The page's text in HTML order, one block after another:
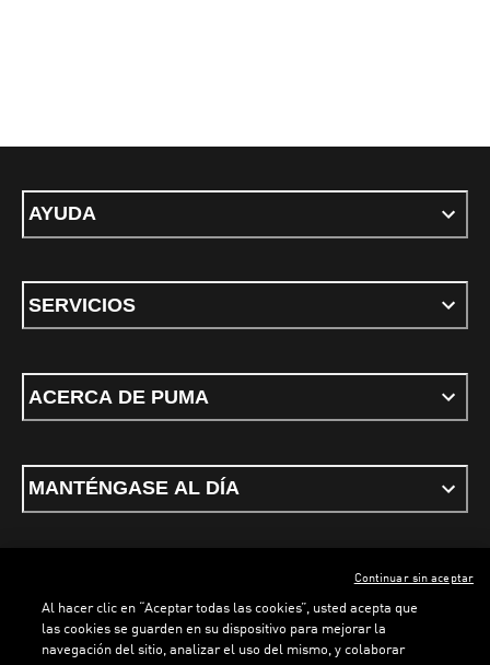
AYUDA
SERVICIOS
ACERCA DE PUMA
MANTÉNGASE AL DÍA
ESPAÑOL
Al hacer clic en “Aceptar todas las cookies”, usted acepta que
las cookies se guarden en su dispositivo para mejorar la
navegación del sitio, analizar el uso del mismo, y colaborar
Continuar sin aceptar